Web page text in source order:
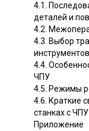
4.1.
деталей и
4.2.
4.3. Выбор
инструментов
4.4.
ЧПУ
4.5. Режимы
4.6. Краткие
станках с ЧПУ
Приложение